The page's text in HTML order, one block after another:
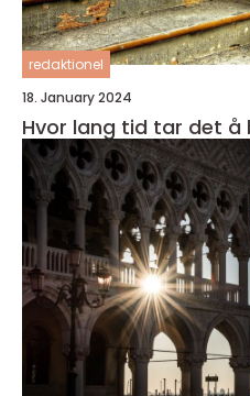
redaktionel
18. January 2024
Hvor lang tid tar det å